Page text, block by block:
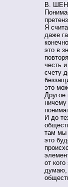
В.
Я
даже
это в
честь
счету
это
Другое
И до
там мы
это
от
думаю,